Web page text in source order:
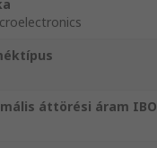
áttörési áram IBO